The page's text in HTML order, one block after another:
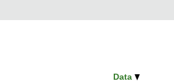
Data